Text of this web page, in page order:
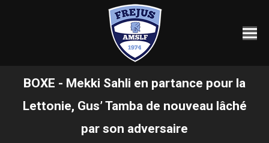
BOXE - Mekki Sahli en partance pour la
Lettonie, Gus’ Tamba de nouveau lâché
par son adversaire
Vous êtes ici :